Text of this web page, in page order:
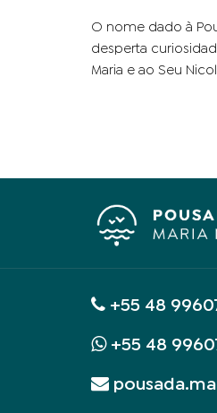
O nome dado à
desperta
Maria e ao Seu
+55 48
+55 48